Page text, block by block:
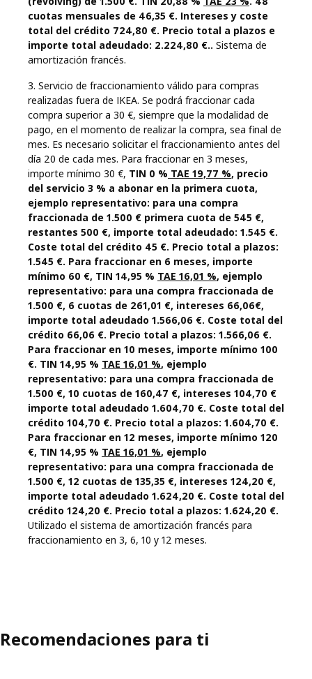
cuotas mensuales de 46,35 €. Intereses y coste
total del crédito 724,80 €. Precio total a plazos e
importe total adeudado: 2.224,80 €.. Sistema de
amortización francés.
3. Servicio de fraccionamiento válido para compras
realizadas fuera de IKEA. Se podrá fraccionar cada
compra superior a 30 €, siempre que la modalidad de
pago, en el momento de realizar la compra, sea final de
mes. Es necesario solicitar el fraccionamiento antes del
día 20 de cada mes. Para fraccionar en 3 meses,
importe mínimo 30 €, TIN 0 % TAE 19,77 %, precio
del servicio 3 % a abonar en la primera cuota,
ejemplo representativo: para una compra
fraccionada de 1.500 € primera cuota de 545 €,
restantes 500 €, importe total adeudado: 1.545 €.
Coste total del crédito 45 €. Precio total a plazos:
1.545 €. Para fraccionar en 6 meses, importe
mínimo 60 €, TIN 14,95 % TAE 16,01 %, ejemplo
representativo: para una compra fraccionada de
1.500 €, 6 cuotas de 261,01 €, intereses 66,06€,
importe total adeudado 1.566,06 €. Coste total del
crédito 66,06 €. Precio total a plazos: 1.566,06 €.
Para fraccionar en 10 meses, importe mínimo 100
€. TIN 14,95 % TAE 16,01 %, ejemplo
representativo: para una compra fraccionada de
1.500 €, 10 cuotas de 160,47 €, intereses 104,70 €
importe total adeudado 1.604,70 €. Coste total del
crédito 104,70 €. Precio total a plazos: 1.604,70 €.
Para fraccionar en 12 meses, importe mínimo 120
€, TIN 14,95 % TAE 16,01 %, ejemplo
representativo: para una compra fraccionada de
1.500 €, 12 cuotas de 135,35 €, intereses 124,20 €,
importe total adeudado 1.624,20 €. Coste total del
crédito 124,20 €. Precio total a plazos: 1.624,20 €.
Utilizado el sistema de amortización francés para
fraccionamiento en 3, 6, 10 y 12 meses.
Recomendaciones para ti